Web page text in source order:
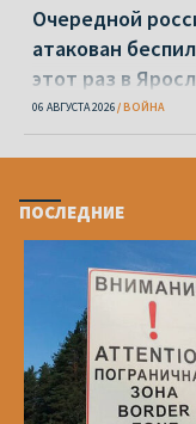
Очередной
атакован
этот раз в
06 АВГУСТА 2026 ВОЙНА
ПОСЛЕДНИЕ